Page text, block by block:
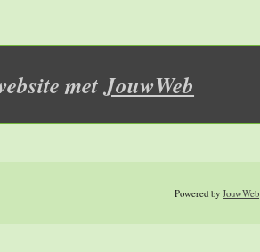
met JouwWeb
Powered byJouwWeb